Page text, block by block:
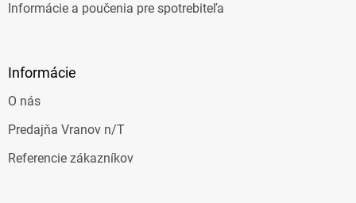
Informácie a poučenia pre spotrebiteľa
Informácie
O nás
Predajňa Vranov n/T
Referencie zákazníkov